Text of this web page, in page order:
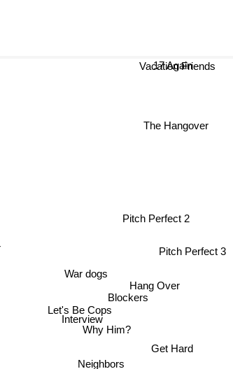
Interview
Why Him?
Get Hard
Let's Be Cops
Hang Over
Neighbors
Blockers
War dogs
Pitch Perfect 3
The Hangover
Pitch Perfect 2
Vacation Friends
17 Again